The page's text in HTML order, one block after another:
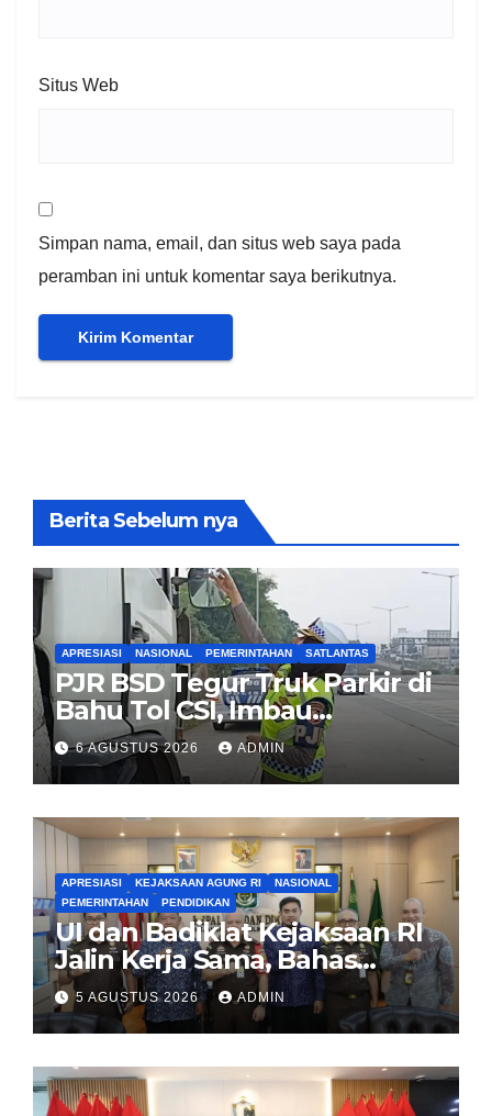
Situs Web
Simpan nama, email, dan situs web saya pada
peramban ini untuk komentar saya berikutnya.
Berita Sebelum nya
APRESIASI NASIONAL PEMERINTAHAN SATLANTAS
PJR BSD Tegur Truk Parkir di
Bahu Tol CSI, Imbau
Pengendara Tertib
6 AGUSTUS 2026 ADMIN
APRESIASI KEJAKSAAN AGUNG RI
NASIONAL
PEMERINTAHAN
PENDIDIKAN
UI dan Badiklat Kejaksaan RI
Jalin Kerja Sama, Bahas
Pembentukan Pusat Studi
Kajian Kejaksaan
5 AGUSTUS 2026 ADMIN